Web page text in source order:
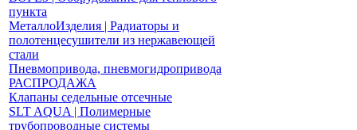
пункта
МеталлоИзделия | Радиаторы и
полотенцесушители из нержавеющей
стали
Пневмопривода, пневмогидропривода
РАСПРОДАЖА
Клапаны седельные отсечные
SLT AQUA | Полимерные
трубопроводные системы